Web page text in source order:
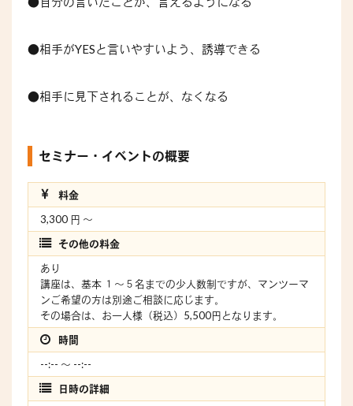
●相手がYESと言いやすいよう、誘導できる
●相手に見下されることが、なくなる
セミナー・イベントの概要
料金
3,300 円 〜
その他の料金
あり
講座は、基本 １〜５名までの少人数制ですが、マンツーマ
ンご希望の方は別途ご相談に応じます。
その場合は、お一人様（税込）5,500円となります。
時間
--:-- 〜 --:--
日時の詳細